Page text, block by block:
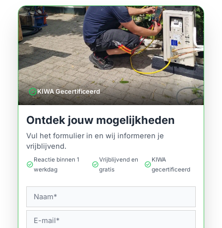
verifiedKIWA Gecertificeerd
Ontdek jouw mogelijkheden
Vul het formulier in en wij informeren je
vrijblijvend.
check_circle
Reactie binnen 1
werkdag
check_circle
Vrijblijvend en
gratis
check_circle
KIWA
gecertificeerd